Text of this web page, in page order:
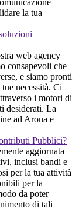
la tua
web agency
consapevoli che
e siamo pronti
necessità. Ci
i motori di
desiderati. La
ad Arona e
Pubblici?
aggiornata
inclusi bandi e
per la tua attività
per la
da poter
di tali